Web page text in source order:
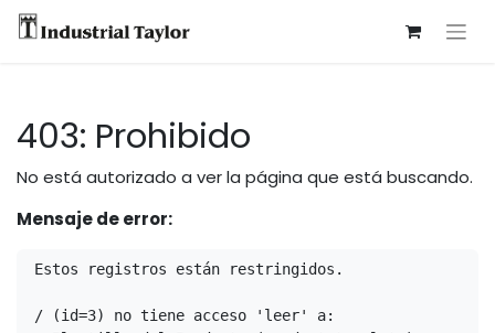
403: Prohibido
No está autorizado a ver la página que está buscando.
Mensaje de error:
Estos registros están restringidos.
/ (id=3) no tiene acceso 'leer' a: